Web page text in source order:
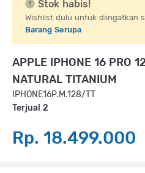
Stok habis!
Wishlist dulu untuk diingatkan
Barang Serupa
APPLE IPHONE 16 PRO
NATURAL TITANIUM
IPHONE16P.M.128/TT
Terjual 2
Rp. 18.499.000